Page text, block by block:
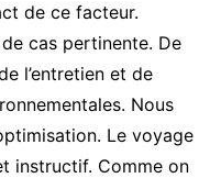
de ce facteur.
cas pertinente. De
l’entretien et de
Nous
Le voyage
instructif. Comme on